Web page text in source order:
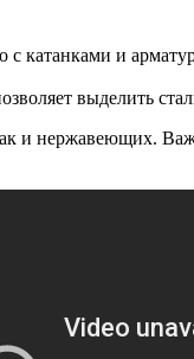
с катанками и
выделить
и нержавеющих.